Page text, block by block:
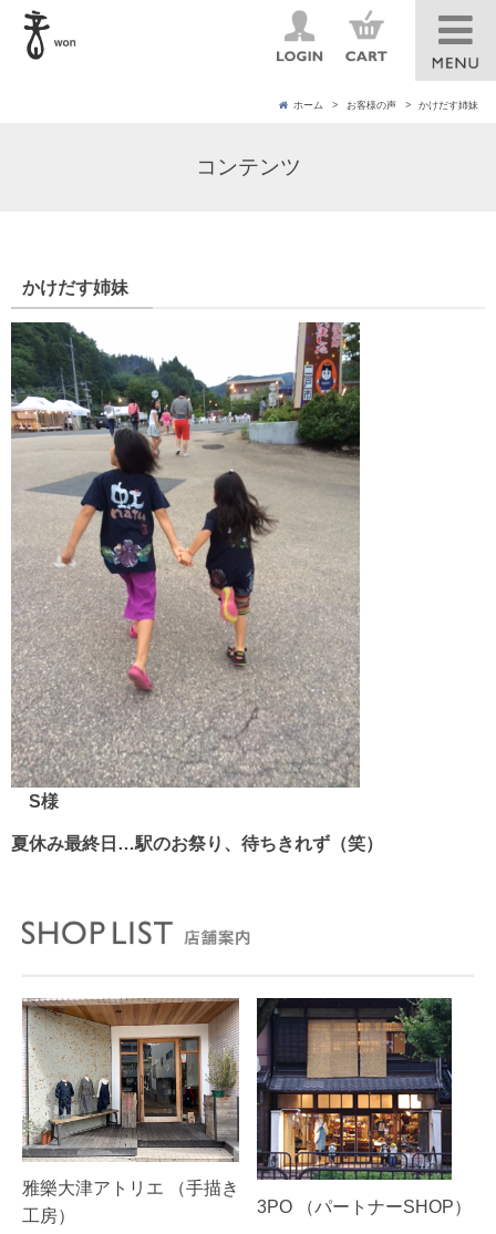
ホーム お客様の声 かけだす姉妹
コンテンツ
かけだす姉妹
S様
夏休み最終日…駅のお祭り、待ちきれず（笑）
雅樂大津アトリエ （手描き
工房）
3PO （パートナーSHOP）